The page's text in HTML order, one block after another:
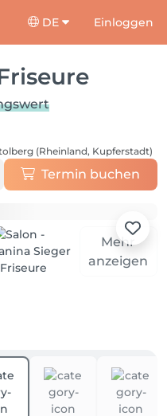
DE Einloggen
(Rheinland, Kupferstadt)
Termin buchen
Mehr
anzeigen